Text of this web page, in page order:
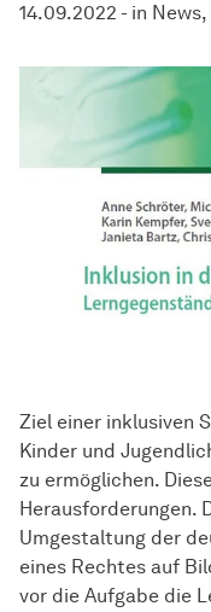
14.09.2022 - in News
Ziel einer inklusiven
Kinder und
zu ermöglichen.
Herausforderungen.
Umgestaltung der
eines Rechtes auf
vor die Aufgabe die